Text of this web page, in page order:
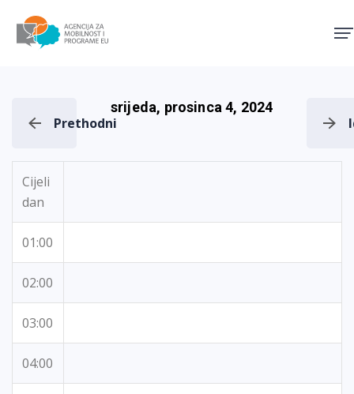
Prethodni
srijeda, prosinca 4, 2024
Cijeli
dan
01:00
02:00
03:00
04:00